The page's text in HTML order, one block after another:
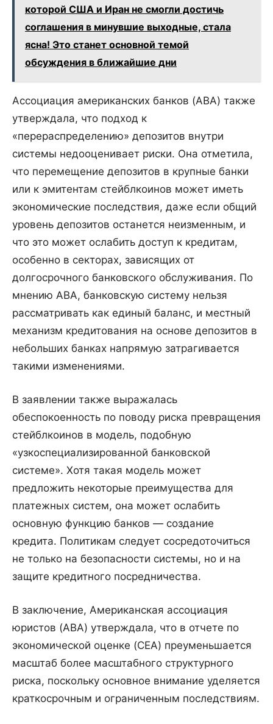
которой США и Иран не смогли достичь
соглашения в минувшие выходные, стала
ясна! Это станет основной темой
обсуждения в ближайшие дни
Ассоциация американских банков (ABA) также
утверждала, что подход к
«перераспределению» депозитов внутри
системы недооценивает риски. Она отметила,
что перемещение депозитов в крупные банки
или к эмитентам стейблкоинов может иметь
экономические последствия, даже если общий
уровень депозитов останется неизменным, и
что это может ослабить доступ к кредитам,
особенно в секторах, зависящих от
долгосрочного банковского обслуживания. По
мнению ABA, банковскую систему нельзя
рассматривать как единый баланс, и местный
механизм кредитования на основе депозитов в
небольших банках напрямую затрагивается
такими изменениями.
В заявлении также выражалась
обеспокоенность по поводу риска превращения
стейблкоинов в модель, подобную
«узкоспециализированной банковской
системе». Хотя такая модель может
предложить некоторые преимущества для
платежных систем, она может ослабить
основную функцию банков — создание
кредита. Политикам следует сосредоточиться
не только на безопасности системы, но и на
защите кредитного посредничества.
В заключение, Американская ассоциация
юристов (ABA) утверждала, что в отчете по
экономической оценке (CEA) преуменьшается
масштаб более масштабного структурного
риска, поскольку основное внимание уделяется
краткосрочным и ограниченным последствиям.